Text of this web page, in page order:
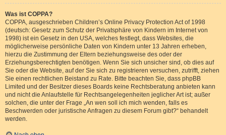
Was ist COPPA?
COPPA, ausgeschrieben Children’s Online Privacy Protection Act of 1998
(deutsch: Gesetz zum Schutz der Privatsphäre von Kindern im Internet von
1998) ist ein Gesetz in den USA, welches festlegt, dass Websites, die
möglicherweise persönliche Daten von Kindern unter 13 Jahren erheben,
hierzu die Zustimmung der Eltern beziehungsweise des oder der
Erziehungsberechtigten benötigen. Wenn Sie sich unsicher sind, ob dies auf
Sie oder die Website, auf der Sie sich zu registrieren versuchen, zutrifft, ziehen
Sie einen rechtlichen Beistand zu Rate. Bitte beachten Sie, dass phpBB
Limited und der Besitzer dieses Boards keine Rechtsberatung anbieten kann
und nicht die Anlaufstelle für Rechtsangelegenheiten jeglicher Art ist; außer
solchen, die unter der Frage „An wen soll ich mich wenden, falls es
Beschwerden oder juristische Anfragen zu diesem Forum gibt?“ behandelt
werden.